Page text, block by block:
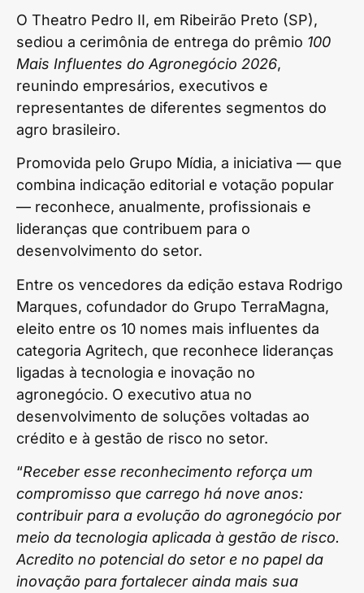
O Theatro Pedro II, em Ribeirão Preto (SP),
sediou a cerimônia de entrega do prêmio 100
Mais Influentes do Agronegócio 2026,
reunindo empresários, executivos e
representantes de diferentes segmentos do
agro brasileiro.
Promovida pelo Grupo Mídia, a iniciativa — que
combina indicação editorial e votação popular
— reconhece, anualmente, profissionais e
lideranças que contribuem para o
desenvolvimento do setor.
Entre os vencedores da edição estava Rodrigo
Marques, cofundador do Grupo TerraMagna,
eleito entre os 10 nomes mais influentes da
categoria Agritech, que reconhece lideranças
ligadas à tecnologia e inovação no
agronegócio. O executivo atua no
desenvolvimento de soluções voltadas ao
crédito e à gestão de risco no setor.
“Receber esse reconhecimento reforça um
compromisso que carrego há nove anos:
contribuir para a evolução do agronegócio por
meio da tecnologia aplicada à gestão de risco.
Acredito no potencial do setor e no papel da
inovação para fortalecer ainda mais sua